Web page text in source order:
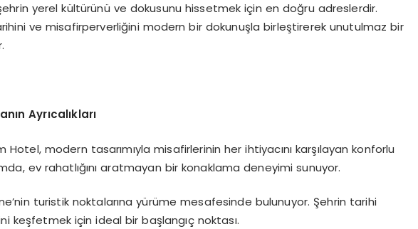
yerel kültürünü ve dokusunu hissetmek için en doğru adreslerdir.
ve misafirperverliğini modern bir dokunuşla birleştirerek unutulmaz bir
Ayrıcalıkları
Hotel, modern tasarımıyla misafirlerinin her ihtiyacını karşılayan konforlu
ev rahatlığını aratmayan bir konaklama deneyimi sunuyor.
turistik noktalarına yürüme mesafesinde bulunuyor. Şehrin tarihi
keşfetmek için ideal bir başlangıç noktası.